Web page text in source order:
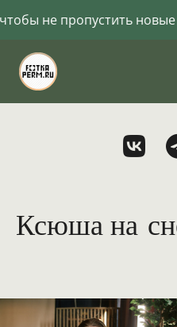
пропустить новые
Ксюша на